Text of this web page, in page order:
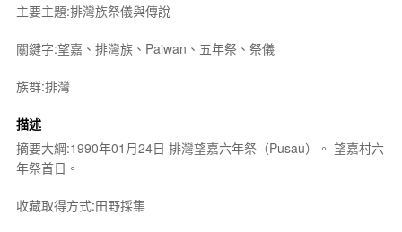
主要主題:排灣族祭儀與傳說
關鍵字:望嘉、排灣族、Paiwan、五年祭、祭儀
族群:排灣
描述
摘要大綱:1990年01月24日 排灣望嘉六年祭（Pusau）。 望嘉村六
年祭首日。
收藏取得方式:田野採集